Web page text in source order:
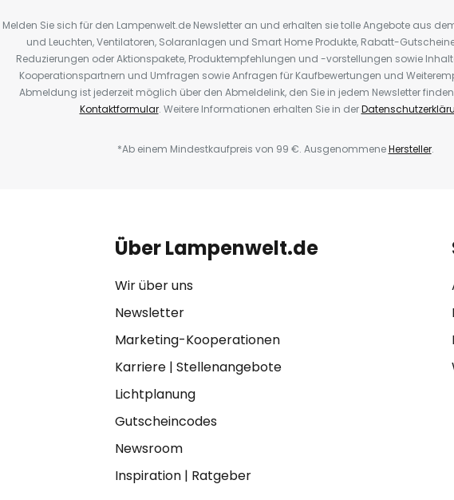
Melden Sie sich für den Lampenwelt.de Newsletter an und erhalten sie tolle Angebote aus
und Leuchten, Ventilatoren, Solaranlagen und Smart Home Produkte, Rabatt-
Reduzierungen oder Aktionspakete, Produktempfehlungen und -vorstellungen sowie
Kooperationspartnern und Umfragen sowie Anfragen für Kaufbewertungen und
Abmeldung ist jederzeit möglich über den Abmeldelink, den Sie in jedem Newsletter
Kontaktformular. Weitere Informationen erhalten Sie in der
*Ab einem Mindestkaufpreis von 99 €. AusgenommeneHersteller.
Über Lampenwelt.de
Wir über uns
Newsletter
Marketing-Kooperationen
Karriere| Stellenangebote
Lichtplanung
Gutscheincodes
Newsroom
Inspiration| Ratgeber